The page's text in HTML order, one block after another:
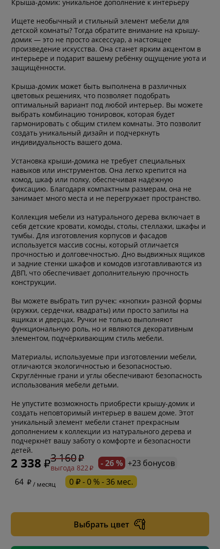
Крыша-домик: уникальное дополнение к интерьеру
Ищете необычный и стильный элемент мебели для
детской комнаты? Тогда обратите внимание на крышу-
домик — это не просто аксессуар, а настоящее
произведение искусства. Она станет ярким акцентом в
интерьере и подарит вашему ребёнку ощущение уюта и
защищённости.
Крыша-домик может быть выполнена в различных
цветовых решениях, что позволяет подобрать
оптимальный вариант под любой интерьер. Вы можете
выбрать комбинацию тонировок, которая будет
гармонировать с общим стилем комнаты. Это позволит
создать уникальный дизайн и подчеркнуть
индивидуальность вашего дома.
Установка крыши-домика не требует специальных
навыков или инструментов. Она легко крепится на
комод, шкаф или полку, обеспечивая надёжную
фиксацию. Благодаря компактным размерам, она не
занимает много места и не перегружает пространство.
Коллекция мебели из натурального дерева включает в
себя детские кровати, комоды, столы, стеллажи, шкафы и
тумбы. Для изготовления корпусов и фасадов
используется массив сосны, который отличается
прочностью и долговечностью. Дно выдвижных ящиков
и задние стенки шкафов и комодов изготавливаются из
ДВП, что обеспечивает дополнительную прочность
конструкции.
Вы можете выбрать тип ручек: «кнопки» разной формы
(кружки, сердечки, квадраты) или просто запилы на
ящиках и дверцах. Ручки не только выполняют
функциональную роль, но и являются декоративным
элементом, подчёркивающим стиль мебели.
Материалы, используемые при изготовлении мебели,
отличаются экологичностью и безопасностью.
Скруглённые грани и углы обеспечивают безопасность
использования мебели детьми.
Не упустите возможность приобрести крышу-домик и
создать неповторимый интерьер в вашем доме. Этот
уникальный элемент мебели станет прекрасным
дополнением к коллекции из натурального дерева и
подчеркнёт вашу заботу о комфорте и безопасности
детей.
2 338 3 160
выгода 822 - 26 % +23 бонусов
64
/ месяц 0 ₽ - 0 % - 36 мес.
Выбрать цвет
* обязательное поле